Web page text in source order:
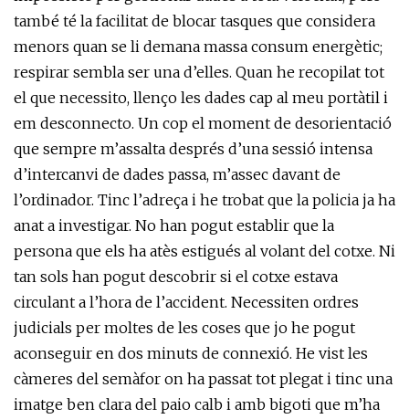
també té la facilitat de blocar tasques que considera
menors quan se li demana massa consum energètic;
respirar sembla ser una d’elles. Quan he recopilat tot
el que necessito, llenço les dades cap al meu portàtil i
em desconnecto. Un cop el moment de desorientació
que sempre m’assalta després d’una sessió intensa
d’intercanvi de dades passa, m’assec davant de
l’ordinador. Tinc l’adreça i he trobat que la policia ja ha
anat a investigar. No han pogut establir que la
persona que els ha atès estigués al volant del cotxe. Ni
tan sols han pogut descobrir si el cotxe estava
circulant a l’hora de l’accident. Necessiten ordres
judicials per moltes de les coses que jo he pogut
aconseguir en dos minuts de connexió. He vist les
càmeres del semàfor on ha passat tot plegat i tinc una
imatge ben clara del paio calb i amb bigoti que m’ha